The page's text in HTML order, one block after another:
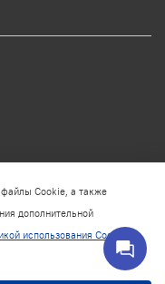
без письменного
Cookie, а также
дополнительной
использования Cookie-